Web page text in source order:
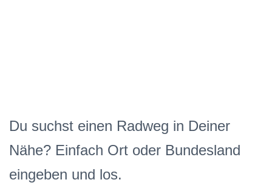
Du suchst einen Radweg in Deiner
Nähe? Einfach Ort oder Bundesland
eingeben und los.